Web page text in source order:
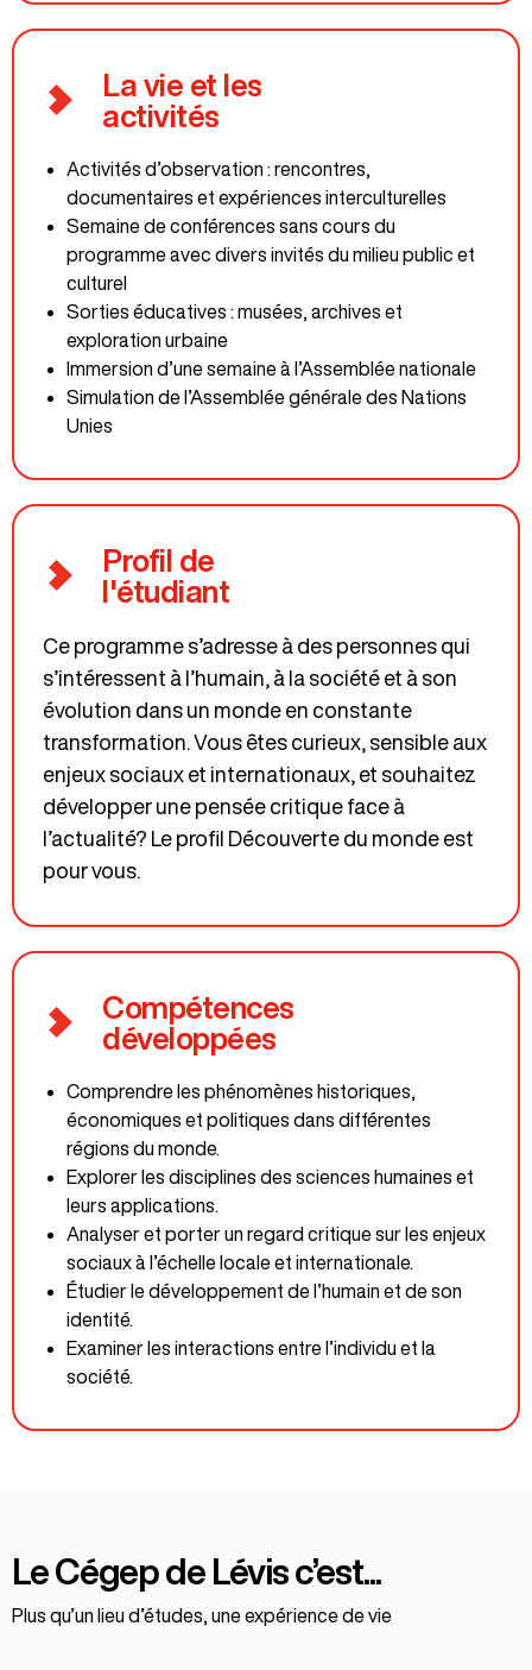
La vie et les
activités
Activités d’observation : rencontres,
documentaires et expériences interculturelles
Semaine de conférences sans cours du
programme avec divers invités du milieu public et
culturel
Sorties éducatives : musées, archives et
exploration urbaine
Immersion d’une semaine à l’Assemblée nationale
Simulation de l’Assemblée générale des Nations
Unies
Profil de
l'étudiant
Ce programme s’adresse à des personnes qui
s’intéressent à l’humain, à la société et à son
évolution dans un monde en constante
transformation. Vous êtes curieux, sensible aux
enjeux sociaux et internationaux, et souhaitez
développer une pensée critique face à
l’actualité? Le profil Découverte du monde est
pour vous.
Compétences
développées
Comprendre les phénomènes historiques,
économiques et politiques dans différentes
régions du monde.
Explorer les disciplines des sciences humaines et
leurs applications.
Analyser et porter un regard critique sur les enjeux
sociaux à l’échelle locale et internationale.
Étudier le développement de l’humain et de son
identité.
Examiner les interactions entre l’individu et la
société.
Le Cégep de Lévis c’est...
Plus qu’un lieu d’études, une expérience de vie